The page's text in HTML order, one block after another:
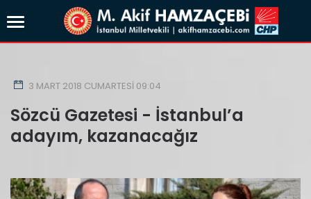
3 MART 2018 CUMARTESI 09:04
Sözcü Gazetesi - İstanbul’a
adayım, kazanacağız